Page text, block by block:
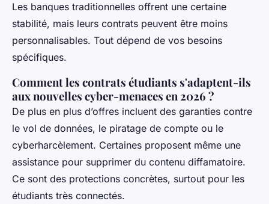
Les banques traditionnelles offrent une certaine
stabilité, mais leurs contrats peuvent être moins
personnalisables. Tout dépend de vos besoins
spécifiques.
Comment les contrats étudiants s'adaptent-ils
aux nouvelles cyber-menaces en 2026 ?
De plus en plus d’offres incluent des garanties contre
le vol de données, le piratage de compte ou le
cyberharcèlement. Certaines proposent même une
assistance pour supprimer du contenu diffamatoire.
Ce sont des protections concrètes, surtout pour les
étudiants très connectés.